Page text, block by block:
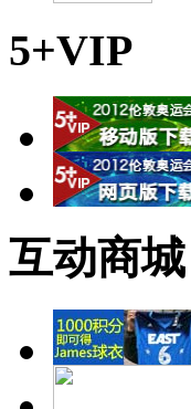
5+VIP
互动商城